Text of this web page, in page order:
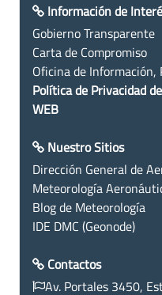
Información de
Gobierno Transparente
Carta de Compromiso
Oficina de Información,
Política de Privacidad
WEB
Nuestro Sitios
Dirección General de
Meteorología
Blog de Meteorología
IDE DMC (Geonode)
Contactos
Av. Portales 3450,